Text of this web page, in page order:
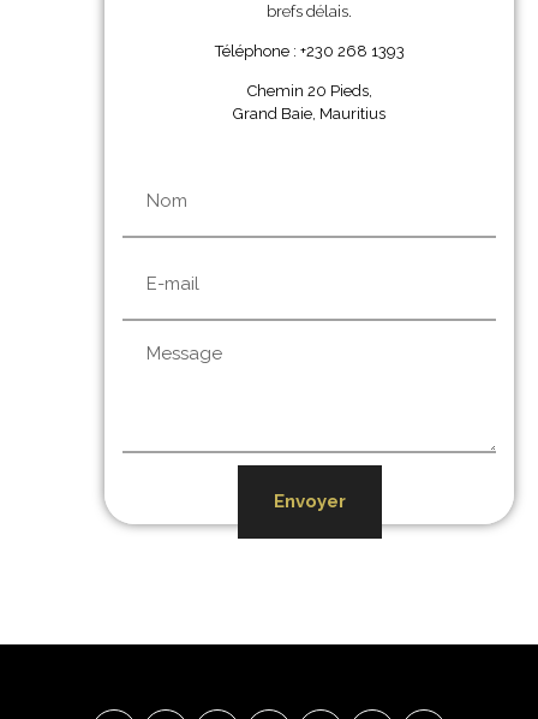
brefs délais.
Téléphone : +230 268 1393
Chemin 20 Pieds,
Grand Baie, Mauritius
Envoyer